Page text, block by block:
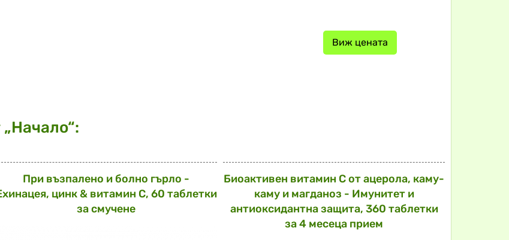
Виж цената
При възпалено и болно гърло -
цинк & витамин С, 60 таблетки
за смучене
Биоактивен витамин С от ацерола, каму-
каму и магданоз - Имунитет и
антиоксидантна защита, 360 таблетки
за 4 месеца прием